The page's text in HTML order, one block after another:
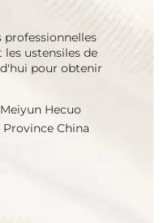
professionnelles
les ustensiles de
pour obtenir
Meiyun Hecuo
China